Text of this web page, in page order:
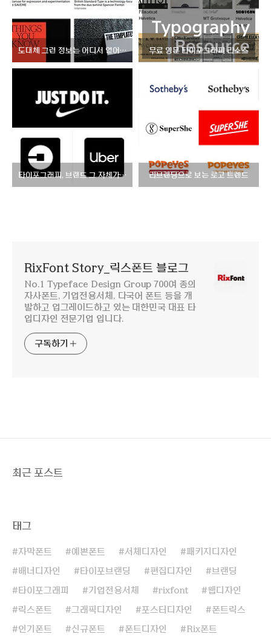
도대체 그런 정보는 어디서 얻어요? 무료 영문 타이포그래피 리소스
타이포그래피, 브랜드 그 자체가 되다 리브랜딩으로 보는 로고 트렌드
RixFont Story_릭스폰트 블로그
No.1 Typeface Design Group 700여 종의
자사폰트, 기업전용서체, 다국어 폰트 등을 개
발하고 업그레이드하고 있는 대한민국 대표 타
입디자인 전문기업 입니다.
구독하기
최근 포스트
태그
자막폰트 예쁜폰트 서체디자인 패키지디자인
배너디자인 타이포브랜딩 편집디자인 브랜딩
타이포그래피 기업전용서체 rixfont 웹디자인
릭스폰트 그래픽디자인 포스터디자인 폰트릭스
인기폰트 신규폰트 폰트디자인 Rix폰트